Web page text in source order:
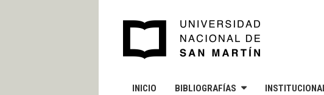
INICIO BIBLIOGRAFÍAS